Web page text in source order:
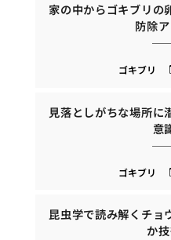
家の中からゴキブリの
防除
ゴキブリ
見落としがちな場所に
意
ゴキブリ
昆虫学で読み解くチョ
か